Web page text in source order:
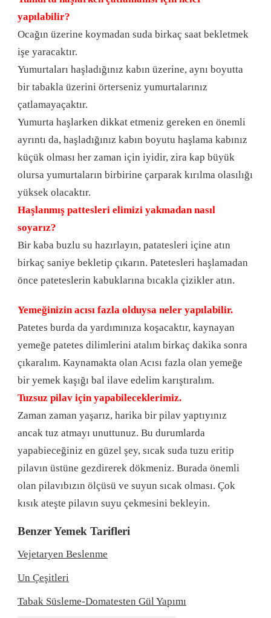
yapılabilir?
Ocağın üzerine koymadan suda birkaç saat bekletmek
işe yaracaktır.
Yumurtaları haşladığınız kabın üzerine, aynı boyutta
bir tabakla üzerini örterseniz yumurtalarınız
çatlamayaçaktır.
Yumurta haşlarken dikkat etmeniz gereken en önemli
ayrıntı da, haşladığınız kabın boyutu haşlama kabınız
küçük olması her zaman için iyidir, zira kap büyük
olursa yumurtaların birbirine çarparak kırılma olasılığı
yüksek olacaktır.
Haşlanmış pattesleri elimizi yakmadan nasıl
soyarız?
Bir kaba buzlu su hazırlayın, patatesleri içine atın
birkaç saniye bekletip çıkarın. Patetesleri haşlamadan
önce pateteslerin kabuklarına bıcakla çizikler atın.
Yemeğinizin acısı fazla olduysa neler yapılabilir.
Patetes burda da yardımınıza koşacaktır, kaynayan
yemeğe patetes dilimlerini atalım birkaç dakika sonra
çıkaralım. Kaynamakta olan Acısı fazla olan yemeğe
bir yemek kaşığı bal ilave edelim karıştıralım.
Tuzsuz pilav için yapabileceklerimiz.
Zaman zaman yaşarız, harika bir pilav yaptıyınız
ancak tuz atmayı unuttunuz. Bu durumlarda
yapabieceğiniz en güzel şey, sıcak suda tuzu eritip
pilavın üstüne gezdirerek dökmeniz. Burada önemli
olan pilavıbızın ölçüsü ve suyun sıcak olması. Çok
kısık ateşte pilavın suyu çekmesini bekleyin.
Benzer Yemek Tarifleri
Vejetaryen Beslenme
Un Çeşitleri
Tabak Süsleme-Domatesten Gül Yapımı